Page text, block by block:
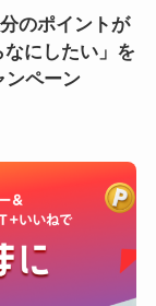
のポイントが
にしたい」を
ンペーン